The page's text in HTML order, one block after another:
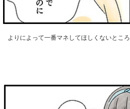
よりによって一番マネしてほしくないとこ